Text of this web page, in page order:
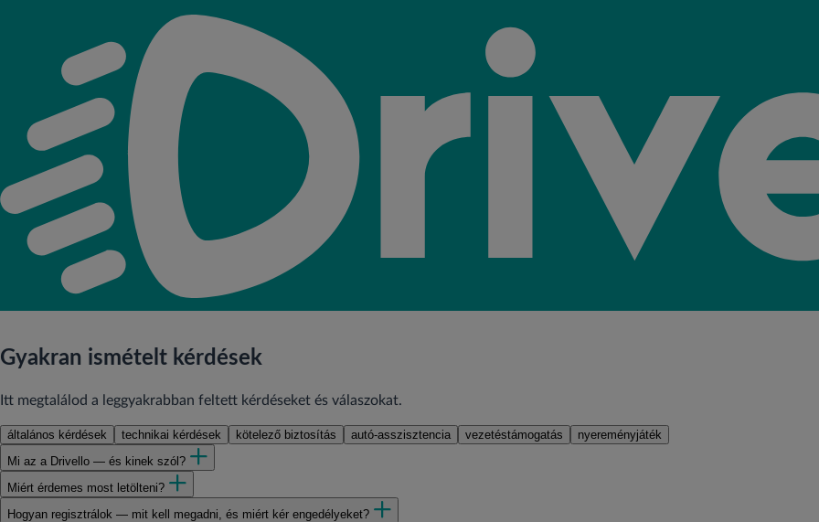
Gyakran ismételt kérdések
Itt megtalálod a leggyakrabban feltett kérdéseket és válaszokat.
általános kérdések technikai kérdések kötelező biztosítás autó-asszisztencia vezetéstámogatás
nyereményjáték
Mi az a Drivello — és kinek szól?
Miért érdemes most letölteni?
Hogyan regisztrálok — mit kell megadni, és miért kér engedélyeket?